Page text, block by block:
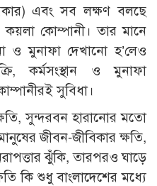
এবং সব লক্ষণ বলছে
কোম্পানী। তার মানে
ও মুনাফা দেখানো হ’লেও
কর্মসংস্থান ও মুনাফা
সুবিধা।
সুন্দরবন হারানোর মতো
জীবন-জীবিকার ক্ষতি,
ঝুঁকি, তারপরও ঘাড়ে
কি শুধু বাংলাদেশের মধ্যে